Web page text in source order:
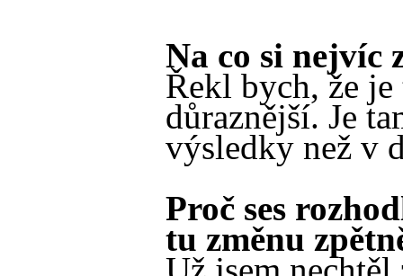
Na co si nejvíc
Řekl bych, že
důraznější. Je
výsledky než v
Proč ses
tu změnu